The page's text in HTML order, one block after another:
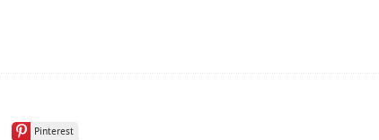
Pinterest